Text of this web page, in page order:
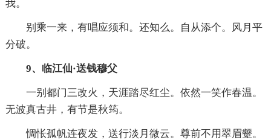
我。
别乘一来，有唱应须和。还知么。自从添个。风月平
分破。
9、临江仙·送钱穆父
一别都门三改火，天涯踏尽红尘。依然一笑作春温。
无波真古井，有节是秋筠。
惆怅孤帆连夜发，送行淡月微云。尊前不用翠眉颦。